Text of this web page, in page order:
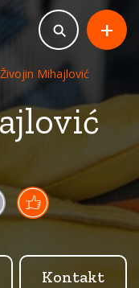
Živojin Mihajlović
+
Kontakt